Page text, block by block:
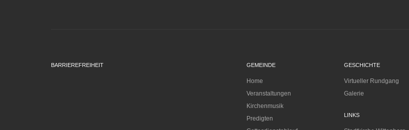
BARRIEREFREIHEIT GEMEINDE
Home
Veranstaltungen
Kirchenmusik
Predigten
GESCHICHTE
Virtueller Rundgang
Galerie
LINKS